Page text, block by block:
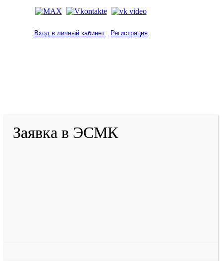
Вход в личный кабинет Регистрация
Заявка в ЭСМК